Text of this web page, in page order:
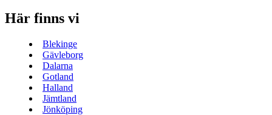
Här finns vi
Blekinge
Gävleborg
Dalarna
Gotland
Halland
Jämtland
Jönköping